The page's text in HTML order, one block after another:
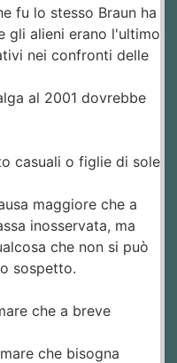
fu lo stesso Braun ha
gli alieni erano l'ultimo
nei confronti delle
al 2001 dovrebbe
casuali o figlie di sole
maggiore che a
inosservata, ma
che non si può
sospetto.
che a breve
che bisogna